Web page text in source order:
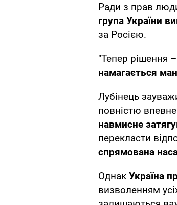
Ради з прав
група України
за Росією.
"Тепер рішення
намагається
Лубінець
повністю
навмисне
перекласти
спрямована
Однак Україна
визволенням